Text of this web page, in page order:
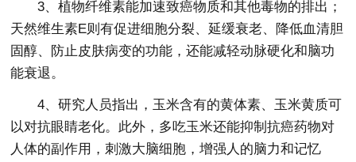
3、植物纤维素能加速致癌物质和其他毒物的排出；
天然维生素E则有促进细胞分裂、延缓衰老、降低血清胆
固醇、防止皮肤病变的功能，还能减轻动脉硬化和脑功
能衰退。
4、研究人员指出，玉米含有的黄体素、玉米黄质可
以对抗眼睛老化。此外，多吃玉米还能抑制抗癌药物对
人体的副作用，刺激大脑细胞，增强人的脑力和记忆